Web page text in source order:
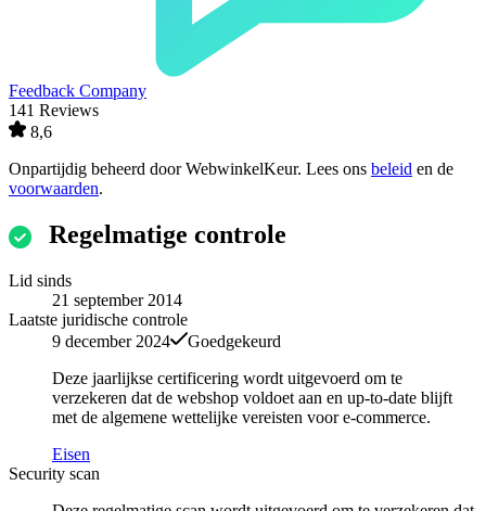
Feedback Company
141 Reviews
8,6
Onpartijdig beheerd doorWebwinkelKeur. Lees ons beleid en de
voorwaarden.
Regelmatige controle
Lid sinds
21 september 2014
Laatste juridische controle
9 december 2024
Goedgekeurd
Deze jaarlijkse certificering wordt uitgevoerd om te
verzekeren dat de webshop voldoet aan en up-to-date blijft
met de algemene wettelijke vereisten voor e-commerce.
Eisen
Security scan